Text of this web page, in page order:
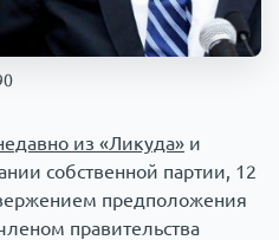
1000 мелочей
из «Ликуда» и
собственной партии, 12
предположения
правительства